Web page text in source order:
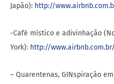
Japão): http://
-Café místico e adivinhação
York): http://
– Quarentenas, GINspiração